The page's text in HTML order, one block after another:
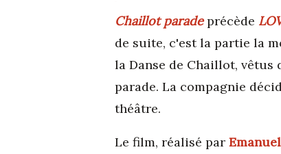
Chaillot paradeprécède
de suite, c'est la partie la
la Danse de Chaillot, vêtus
parade. La compagnie
théâtre.
Le film, réalisé par